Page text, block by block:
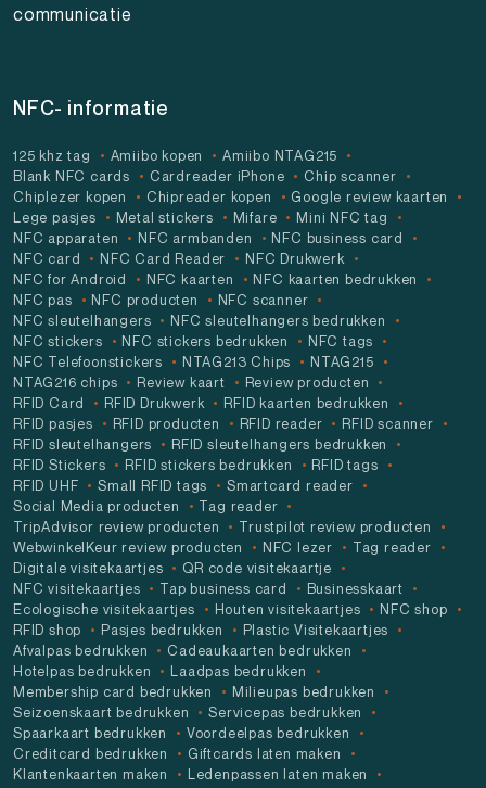
communicatie
NFC- informatie
125 khz tag Amiibo kopen
Amiibo NTAG215
Blank NFC cards
Cardreader iPhone
Chip scanner
Chiplezer kopen
Chipreader kopen
Google review kaarten
Lege pasjes
Metal stickers Mifare
Mini NFC tag
NFC apparaten
NFC armbanden
NFC business card
NFC card
NFC Card Reader
NFC Drukwerk
NFC for Android
NFC kaarten
NFC kaarten bedrukken
NFC pas
NFC producten
NFC scanner
NFC sleutelhangers
NFC sleutelhangers bedrukken
NFC stickers
NFC stickers bedrukken
NFC tags
NFC Telefoonstickers
NTAG213 Chips
NTAG215
NTAG216 chips
Review kaart
Review producten
RFID Card
RFID Drukwerk
RFID kaarten bedrukken
RFID pasjes
RFID producten RFID reader
RFID scanner
RFID sleutelhangers
RFID sleutelhangers bedrukken
RFID Stickers
RFID stickers bedrukken
RFID tags
RFID UHF
Small RFID tags
Smartcard reader
Social Media producten
Tag reader
TripAdvisor review producten
Trustpilot review producten
WebwinkelKeur review producten
NFC lezer
Tag reader
Digitale visitekaartjes
QR code visitekaartje
NFC visitekaartjes
Tap business card
Businesskaart
Ecologische visitekaartjes
Houten visitekaartjes
NFC shop
RFID shop
Pasjes bedrukken
Plastic Visitekaartjes
Afvalpas bedrukken
Cadeaukaarten bedrukken
Hotelpas bedrukken
Laadpas bedrukken
Membership card bedrukken
Milieupas bedrukken
Seizoenskaart bedrukken
Servicepas bedrukken
Spaarkaart bedrukken
Voordeelpas bedrukken
Creditcard bedrukken
Giftcards laten maken
Klantenkaarten maken
Ledenpassen laten maken